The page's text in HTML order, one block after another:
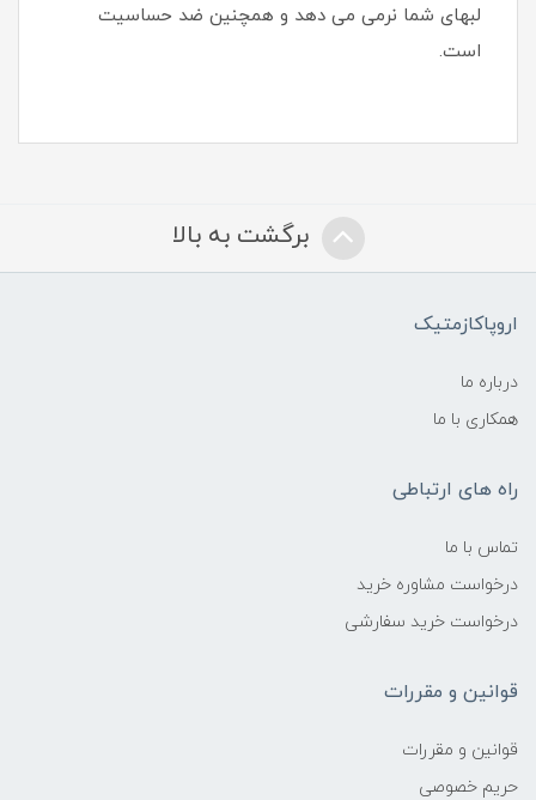
لبهای شما نرمی می دهد و همچنین ضد حساسیت
است.
برگشت به بالا
اروپاکازمتیک
درباره ما
همکاری با ما
راه های ارتباطی
تماس با ما
درخواست مشاوره خرید
درخواست خرید سفارشی
قوانین و مقررات
قوانین و مقررات
حریم خصوصی